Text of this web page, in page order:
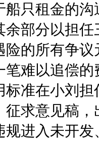
船只租金的
部分以担
险的所有争
笔难以追偿
标准在小刘
征求意见稿
规进入未开